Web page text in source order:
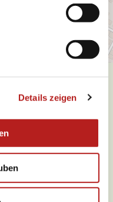
Details zeigen
nächstes
PDF erzeugen